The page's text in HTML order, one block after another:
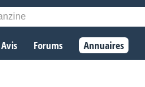
Avis Forums Annuaires